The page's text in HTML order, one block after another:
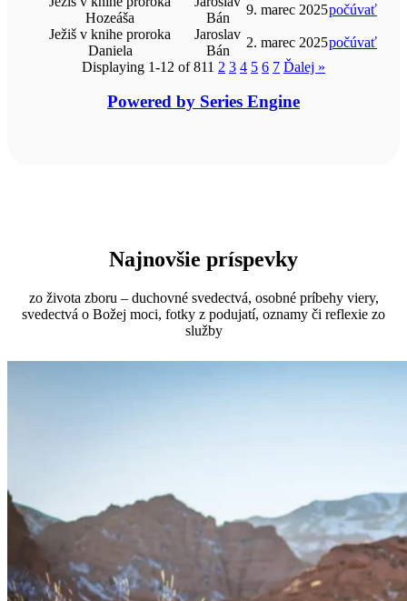
Hozeáša
Bán
9. marec 2025počúvať
Ježiš v knihe proroka
Daniela
Jaroslav
Bán
2. marec 2025počúvať
Displaying 1-12 of 811 2 3 4 5 6 7 Ďalej »
Powered by Series Engine
Najnovšie príspevky
zo života zboru – duchovné svedectvá, osobné príbehy viery,
svedectvá o Božej moci, fotky z podujatí, oznamy či reflexie zo
služby